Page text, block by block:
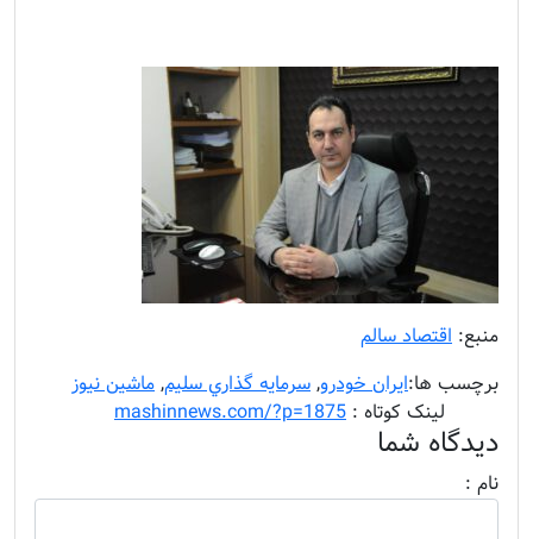
منبع: اقتصاد سالم
برچسب ها:ایران خودرو,سرمايه گذاري سليم,ماشین نیوز
لینک کوتاه : mashinnews.com/?p=1875
دیدگاه شما
نام :